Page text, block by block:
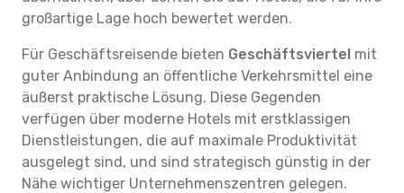
großartige Lage hoch bewertet werden.
Für Geschäftsreisende bieten Geschäftsviertel mit
guter Anbindung an öffentliche Verkehrsmittel eine
äußerst praktische Lösung. Diese Gegenden
verfügen über moderne Hotels mit erstklassigen
Dienstleistungen, die auf maximale Produktivität
ausgelegt sind, und sind strategisch günstig in der
Nähe wichtiger Unternehmenszentren gelegen.